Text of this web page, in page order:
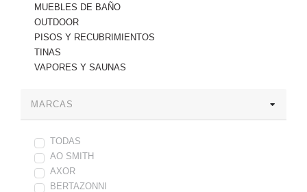
MUEBLES DE BAÑO
OUTDOOR
PISOS Y RECUBRIMIENTOS
TINAS
VAPORES Y SAUNAS
MARCAS
TODAS
AO SMITH
AXOR
BERTAZONNI